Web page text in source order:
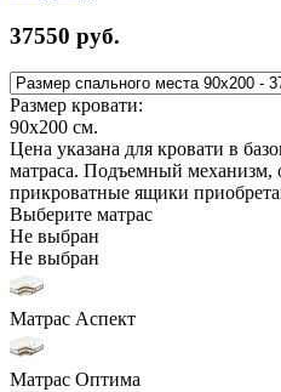
37550 руб.
Размер кровати:
90x200 см.
Цена указана для кровати в
матраса. Подъемный механизм,
прикроватные ящики
Выберите матрас
Не выбран
Не выбран
Матрас Аспект
Матрас Оптима